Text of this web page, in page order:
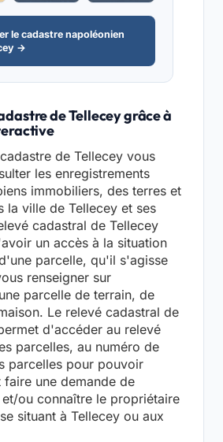
le cadastre napoléonien
→
de Tellecey grâce à
de Tellecey vous
les enregistrements
immobiliers, des terres et
la ville de Tellecey et ses
cadastral de Tellecey
un accès à la situation
parcelle, qu'il s'agisse
renseigner sur
parcelle de terrain, de
Le relevé cadastral de
d'accéder au relevé
parcelles, au numéro de
parcelles pour pouvoir
faire une demande de
et/ou connaître le propriétaire
situant à Tellecey ou aux